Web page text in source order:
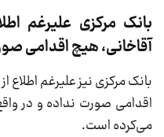
بانک مرکزی علیرغم
آقاخانی، هیچ اقدامی
بانک مرکزی نیز علیرغم اطلاع
اقدامی صورت نداده و در
می‌کرده است.